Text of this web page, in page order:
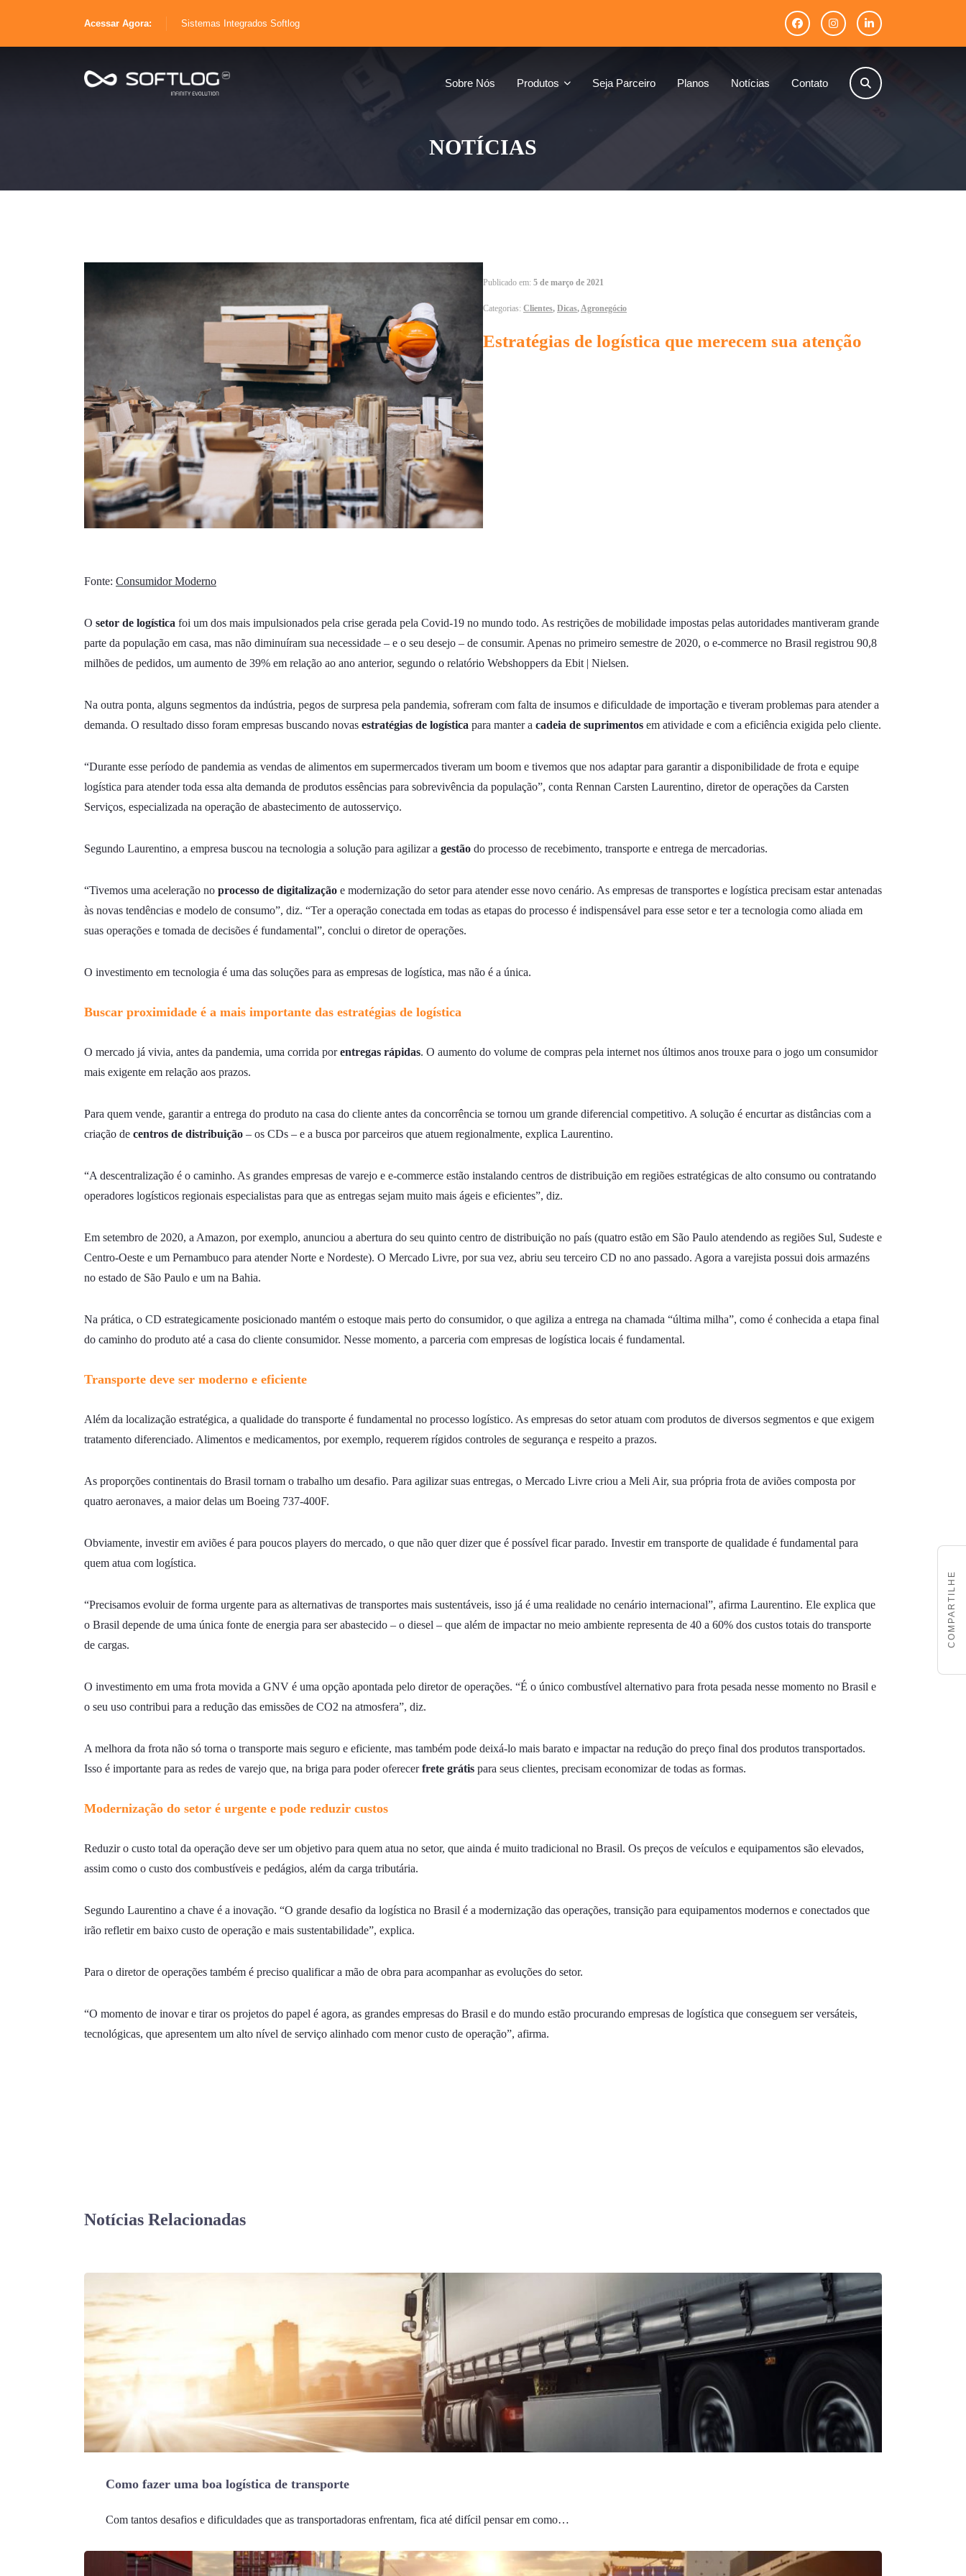
COMPARTILHE
Acessar Agora: Sistemas Integrados Softlog
Sobre Nós Produtos Seja Parceiro Planos Notícias Contato
NOTÍCIAS
Publicado em: 5 de março de 2021
Categorias: Clientes, Dicas,Agronegócio
Estratégias de logística que merecem sua atenção
Fonte: Consumidor Moderno
O setor de logística foi um dos mais impulsionados pela crise gerada pela Covid-19 no mundo todo. As restrições de mobilidade impostas pelas autoridades mantiveram grande
parte da população em casa, mas não diminuíram sua necessidade – e o seu desejo – de consumir. Apenas no primeiro semestre de 2020, o e-commerce no Brasil registrou 90,8
milhões de pedidos, um aumento de 39% em relação ao ano anterior, segundo o relatório Webshoppers da Ebit | Nielsen.
Na outra ponta, alguns segmentos da indústria, pegos de surpresa pela pandemia, sofreram com falta de insumos e dificuldade de importação e tiveram problemas para atender a
demanda. O resultado disso foram empresas buscando novas estratégias de logística para manter a cadeia de suprimentos em atividade e com a eficiência exigida pelo cliente.
“Durante esse período de pandemia as vendas de alimentos em supermercados tiveram um boom e tivemos que nos adaptar para garantir a disponibilidade de frota e equipe
logística para atender toda essa alta demanda de produtos essências para sobrevivência da população”, conta Rennan Carsten Laurentino, diretor de operações da Carsten
Serviços, especializada na operação de abastecimento de autosserviço.
Segundo Laurentino, a empresa buscou na tecnologia a solução para agilizar a gestão do processo de recebimento, transporte e entrega de mercadorias.
“Tivemos uma aceleração no processo de digitalização e modernização do setor para atender esse novo cenário. As empresas de transportes e logística precisam estar antenadas
às novas tendências e modelo de consumo”, diz. “Ter a operação conectada em todas as etapas do processo é indispensável para esse setor e ter a tecnologia como aliada em
suas operações e tomada de decisões é fundamental”, conclui o diretor de operações.
O investimento em tecnologia é uma das soluções para as empresas de logística, mas não é a única.
Buscar proximidade é a mais importante das estratégias de logística
O mercado já vivia, antes da pandemia, uma corrida porentregas rápidas. O aumento do volume de compras pela internet nos últimos anos trouxe para o jogo um consumidor
mais exigente em relação aos prazos.
Para quem vende, garantir a entrega do produto na casa do cliente antes da concorrência se tornou um grande diferencial competitivo. A solução é encurtar as distâncias com a
criação de centros de distribuição – os CDs – e a busca por parceiros que atuem regionalmente, explica Laurentino.
“A descentralização é o caminho. As grandes empresas de varejo e e-commerce estão instalando centros de distribuição em regiões estratégicas de alto consumo ou contratando
operadores logísticos regionais especialistas para que as entregas sejam muito mais ágeis e eficientes”, diz.
Em setembro de 2020, a Amazon, por exemplo, anunciou a abertura do seu quinto centro de distribuição no país (quatro estão em São Paulo atendendo as regiões Sul, Sudeste e
Centro-Oeste e um Pernambuco para atender Norte e Nordeste). O Mercado Livre, por sua vez, abriu seu terceiro CD no ano passado. Agora a varejista possui dois armazéns
no estado de São Paulo e um na Bahia.
Na prática, o CD estrategicamente posicionado mantém o estoque mais perto do consumidor, o que agiliza a entrega na chamada “última milha”, como é conhecida a etapa final
do caminho do produto até a casa do cliente consumidor. Nesse momento, a parceria com empresas de logística locais é fundamental.
Transporte deve ser moderno e eficiente
Além da localização estratégica, a qualidade do transporte é fundamental no processo logístico. As empresas do setor atuam com produtos de diversos segmentos e que exigem
tratamento diferenciado. Alimentos e medicamentos, por exemplo, requerem rígidos controles de segurança e respeito a prazos.
As proporções continentais do Brasil tornam o trabalho um desafio. Para agilizar suas entregas, o Mercado Livre criou a Meli Air, sua própria frota de aviões composta por
quatro aeronaves, a maior delas um Boeing 737-400F.
Obviamente, investir em aviões é para poucos players do mercado, o que não quer dizer que é possível ficar parado. Investir em transporte de qualidade é fundamental para
quem atua com logística.
“Precisamos evoluir de forma urgente para as alternativas de transportes mais sustentáveis, isso já é uma realidade no cenário internacional”, afirma Laurentino. Ele explica que
o Brasil depende de uma única fonte de energia para ser abastecido – o diesel – que além de impactar no meio ambiente representa de 40 a 60% dos custos totais do transporte
de cargas.
O investimento em uma frota movida a GNV é uma opção apontada pelo diretor de operações. “É o único combustível alternativo para frota pesada nesse momento no Brasil e
o seu uso contribui para a redução das emissões de CO2 na atmosfera”, diz.
A melhora da frota não só torna o transporte mais seguro e eficiente, mas também pode deixá-lo mais barato e impactar na redução do preço final dos produtos transportados.
Isso é importante para as redes de varejo que, na briga para poder oferecerfrete grátis para seus clientes, precisam economizar de todas as formas.
Modernização do setor é urgente e pode reduzir custos
Reduzir o custo total da operação deve ser um objetivo para quem atua no setor, que ainda é muito tradicional no Brasil. Os preços de veículos e equipamentos são elevados,
assim como o custo dos combustíveis e pedágios, além da carga tributária.
Segundo Laurentino a chave é a inovação. “O grande desafio da logística no Brasil é a modernização das operações, transição para equipamentos modernos e conectados que
irão refletir em baixo custo de operação e mais sustentabilidade”, explica.
Para o diretor de operações também é preciso qualificar a mão de obra para acompanhar as evoluções do setor.
“O momento de inovar e tirar os projetos do papel é agora, as grandes empresas do Brasil e do mundo estão procurando empresas de logística que conseguem ser versáteis,
tecnológicas, que apresentem um alto nível de serviço alinhado com menor custo de operação”, afirma.
Notícias Relacionadas
Como fazer uma boa logística de transporte
Com tantos desafios e dificuldades que as transportadoras enfrentam, fica até difícil pensar em como…